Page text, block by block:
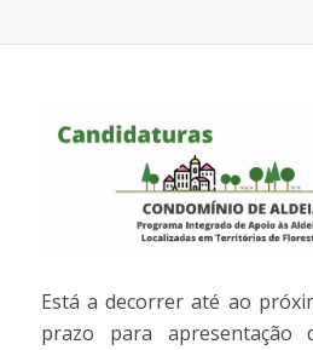
Está a decorrer até ao
prazo para apresentação